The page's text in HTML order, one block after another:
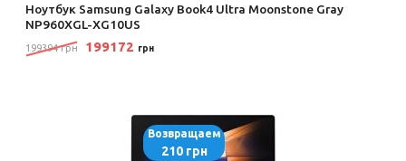
Ноутбук Samsung Galaxy Book4 Ultra Moonstone Gray
NP960XGL-XG10US
199394 грн 199172 грн
Возвращаем
210 грн